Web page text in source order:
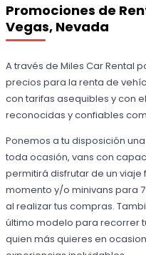
Promociones de
Vegas, Nevada
A través de Miles Car Rental
precios para la renta de
con tarifas asequibles y con
reconocidas y confiables
Ponemos a tu disposición
toda ocasión, vans con
permitirá disfrutar de un
momento y/o minivans para
al realizar tus compras.
último modelo para recorrer
quien más quieres en